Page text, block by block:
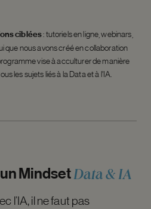
ciblées: tutoriels en ligne, webinars,
que nous avons créé en collaboration
vise à acculturer de manière
les sujets liés à la Data et à l’IA.
unMindsetData&IA
l’IA, il ne faut pas